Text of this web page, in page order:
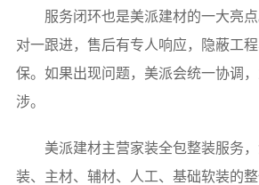
服务闭环也是美派建材的一大亮
对一跟进，售后有专人响应，隐蔽工
保。如果出现问题，美派会统一协调
涉。
美派建材主营家装全包整装服务
装、主材、辅材、人工、基础软装的